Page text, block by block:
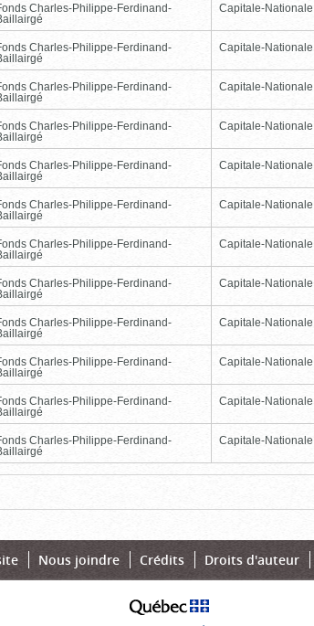
Charles-Philippe-Ferdinand-
Capitale-Nationale
Charles-Philippe-Ferdinand-
Capitale-Nationale
Charles-Philippe-Ferdinand-
Capitale-Nationale
Charles-Philippe-Ferdinand-
Capitale-Nationale
Charles-Philippe-Ferdinand-
Capitale-Nationale
Charles-Philippe-Ferdinand-
Capitale-Nationale
Charles-Philippe-Ferdinand-
Capitale-Nationale
Charles-Philippe-Ferdinand-
Capitale-Nationale
Charles-Philippe-Ferdinand-
Capitale-Nationale
Charles-Philippe-Ferdinand-
Capitale-Nationale
Charles-Philippe-Ferdinand-
Capitale-Nationale
Charles-Philippe-Ferdinand-
Capitale-Nationale
Nous joindre Crédits Droits d'auteur